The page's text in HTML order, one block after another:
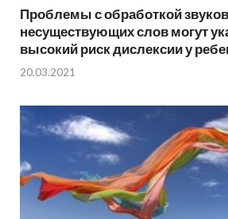
Проблемы с обработкой
несуществующих слов могут
высокий риск дислексии у
20.03.2021